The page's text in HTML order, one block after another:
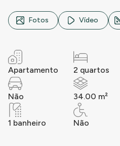
Rua Marcos Arruda, n° SN,
Fotos Vídeo
Apartamento 2 quartos
Não 34.00 m²
1 banheiro Não